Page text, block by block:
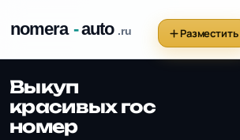
Разместить
Выкуп
красивых гос
номер